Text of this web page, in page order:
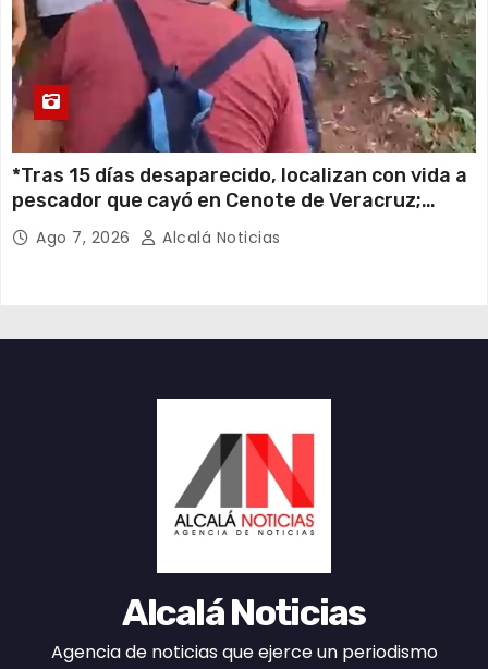
*Tras 15 días desaparecido, localizan con vida a
pescador que cayó en Cenote de Veracruz;
estaba en una caverna a más de 100 metros de
profundidad*
Ago 7, 2026 Alcalá Noticias
Alcalá Noticias
Agencia de noticias que ejerce un periodismo